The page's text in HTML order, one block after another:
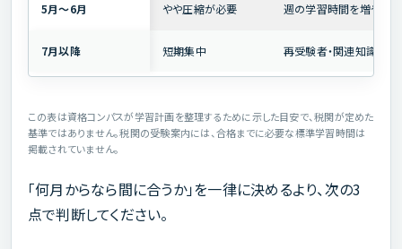
5月～6月 やや圧縮が必要 週の学習時間を増やせ
7月以降 短期集中 再受験者・関連知識があ
この表は資格コンパスが学習計画を整理するために示した目安で、税関が定めた
基準ではありません。税関の受験案内には、合格までに必要な標準学習時間は
掲載されていません。
「何月からなら間に合うか」を一律に決めるより、次の3
点で判断してください。